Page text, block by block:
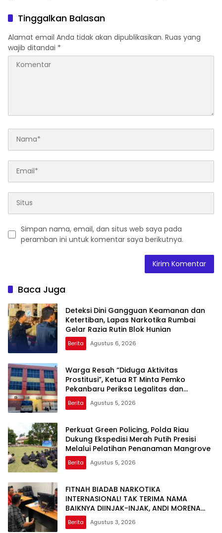
Tinggalkan Balasan
Alamat email Anda tidak akan dipublikasikan. Ruas yang
wajib ditandai *
Simpan nama, email, dan situs web saya pada
peramban ini untuk komentar saya berikutnya.
Baca Juga
Deteksi Dini Gangguan Keamanan dan
Ketertiban, Lapas Narkotika Rumbai
Gelar Razia Rutin Blok Hunian
Berita Agustus 6, 2026
Warga Resah “Diduga Aktivitas
Prostitusi”, Ketua RT Minta Pemko
Pekanbaru Periksa Legalitas dan
Aktivitas Z Homestay di Jalan Tanjung
Datuk
Berita Agustus 5, 2026
Perkuat Green Policing, Polda Riau
Dukung Ekspedisi Merah Putih Presisi
Melalui Pelatihan Penanaman Mangrove
Berita Agustus 5, 2026
FITNAH BIADAB NARKOTIKA
INTERNASIONAL! TAK TERIMA NAMA
BAIKNYA DIINJAK-INJAK, ANDI MORENA
DECLARE WAR: SIAP Bantai DAN SERET
AKUN PEMBUNUH KARAKTER KE PENJARA
Berita Agustus 3, 2026